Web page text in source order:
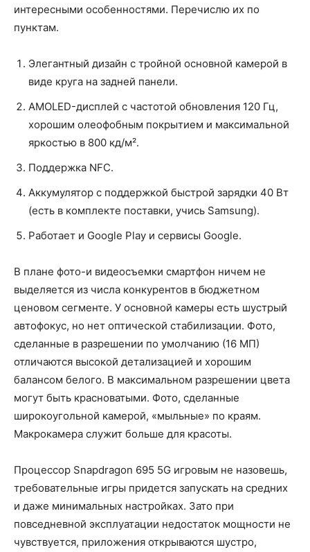
интересными особенностями. Перечислю их по
пунктам.
Элегантный дизайн с тройной основной камерой в
виде круга на задней панели.
AMOLED-дисплей с частотой обновления 120 Гц,
хорошим олеофобным покрытием и максимальной
яркостью в 800 кд/м².
Поддержка NFC.
Аккумулятор с поддержкой быстрой зарядки 40 Вт
(есть в комплекте поставки, учись Samsung).
Работает и Google Play и сервисы Google.
В плане фото-и видеосъемки смартфон ничем не
выделяется из числа конкурентов в бюджетном
ценовом сегменте. У основной камеры есть шустрый
автофокус, но нет оптической стабилизации. Фото,
сделанные в разрешении по умолчанию (16 МП)
отличаются высокой детализацией и хорошим
балансом белого. В максимальном разрешении цвета
могут быть красноватыми. Фото, сделанные
широкоугольной камерой, «мыльные» по краям.
Макрокамера служит больше для красоты.
Процессор Snapdragon 695 5G игровым не назовешь,
требовательные игры придется запускать на средних
и даже минимальных настройках. Зато при
повседневной эксплуатации недостаток мощности не
чувствуется, приложения открываются шустро,